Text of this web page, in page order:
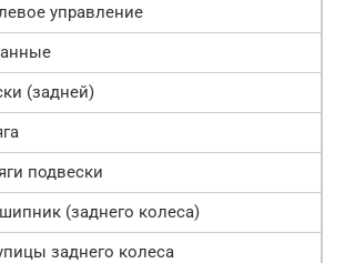
управление
(задней)
подвески
(заднего колеса)
заднего колеса